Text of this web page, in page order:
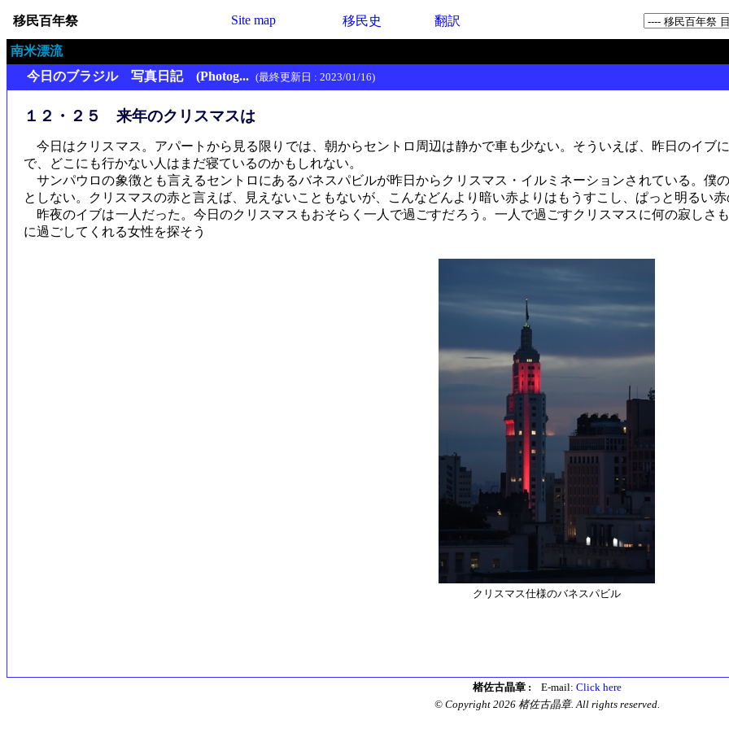
移民百年祭 Site map 移民史 翻訳
南米漂流
今日のブラジル 写真日記 (Photog... (最終更新日 : 2023/01/16)
１２・２５ 来年のクリスマスは
今日はクリスマス。アパートから見る限りでは、朝からセントロ周辺は静かで車も少ない。そういえば、昨日のイブ
で、どこにも行かない人はまだ寝ているのかもしれない。
サンパウロの象徴とも言えるセントロにあるバネスパビルが昨日からクリスマス・イルミネーションされている。僕
としない。クリスマスの赤と言えば、見えないこともないが、こんなどんより暗い赤よりはもうすこし、ぱっと明るい赤
昨夜のイブは一人だった。今日のクリスマスもおそらく一人で過ごすだろう。一人で過ごすクリスマスに何の寂しさ
に過ごしてくれる女性を探そう
クリスマス仕様のバネスパビル
楮佐古晶章 : E-mail: Click here
© Copyright 2026 楮佐古晶章. All rights reserved.